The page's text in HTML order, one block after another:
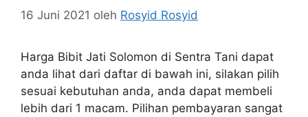
16 Juni 2021 oleh Rosyid Rosyid
Harga Bibit Jati Solomon di Sentra Tani dapat
anda lihat dari daftar di bawah ini, silakan pilih
sesuai kebutuhan anda, anda dapat membeli
lebih dari 1 macam. Pilihan pembayaran sangat